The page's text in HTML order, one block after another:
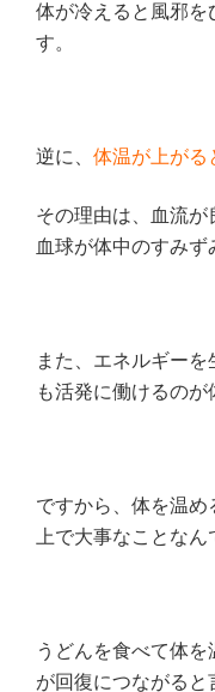
体が冷えると風邪を
す。
逆に、 体温が上がる
その理由は、血流が
血球が体中のすみず
また、エネルギー
も活発に働けるのが
ですから、体を温め
上で大事なことなん
うどんを食べて体
が回復につながると